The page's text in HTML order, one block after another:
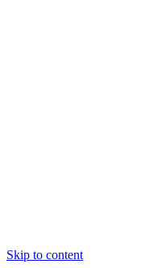
Skip to content